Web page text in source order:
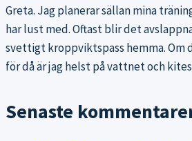
Greta. Jag planerar sällan mina
har lust med. Oftast blir det
svettigt kroppviktspass hemma. Om
för då är jag helst på vattnet och
Senaste